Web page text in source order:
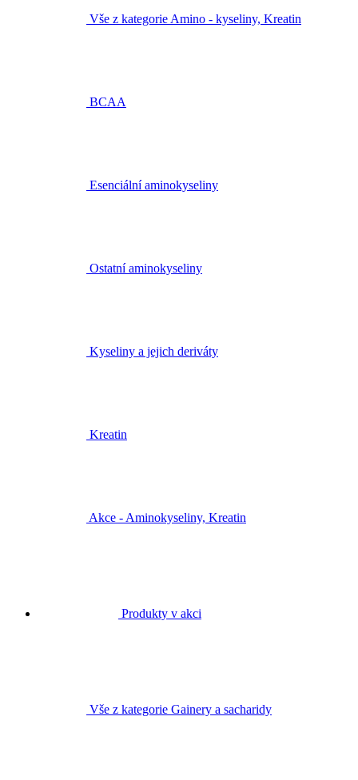
Vše z kategorie Amino - kyseliny, Kreatin
BCAA
Esenciální aminokyseliny
Ostatní aminokyseliny
Kyseliny a jejich deriváty
Kreatin
Akce - Aminokyseliny, Kreatin
Produkty v akci
Vše z kategorie Gainery a sacharidy